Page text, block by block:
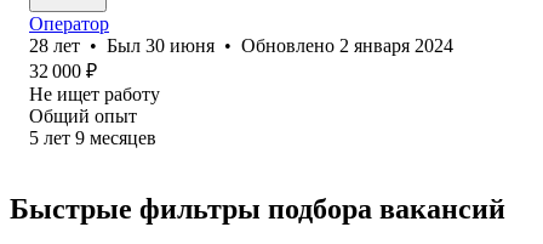
Оператор
28 лет • Был 30 июня • Обновлено 2 января 2024
32 000 ₽
Не ищет работу
Общий опыт
5 лет 9 месяцев
Быстрые фильтры подбора вакансий